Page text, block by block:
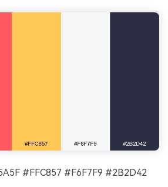
#FFC857 #F6F7F9 #2B2D42